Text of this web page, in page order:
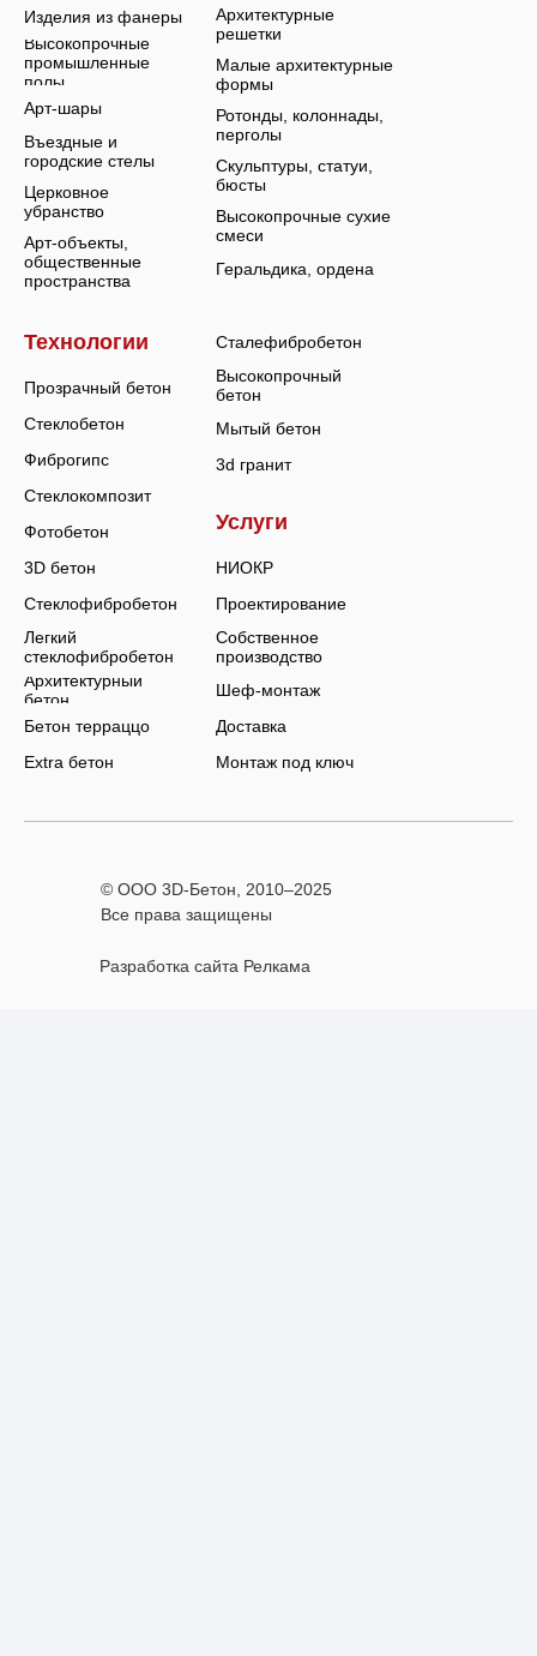
Арт-объекты,
общественные
пространства
Высокопрочные сухие
смеси
Скульптуры, статуи,
бюсты
Ротонды, колоннады,
перголы
Малые архитектурные
формы
Архитектурные
решетки
Монтаж под ключ
Доставка
Шеф-монтаж
Собственное
производство
Проектирование
НИОКР
3d гранит
Мытый бетон
Высокопрочный
бетон
Сталефибробетон
Extra бетон
Бетон терраццо
Архитектурный
бетон
Легкий
стеклофибробетон
Стеклофибробетон
3D бетон
Фотобетон
Стеклокомпозит
Фиброгипс
Стеклобетон
Прозрачный бетон
Геральдика, ордена
Церковное
убранство
Въездные и
городские стелы
Арт-шары
Высокопрочные
промышленные
полы
Изделия из фанеры
Услуги
Технологии
Разработка сайта Релкама
© ООО 3D-Бетон, 2010–2025
Все права защищены